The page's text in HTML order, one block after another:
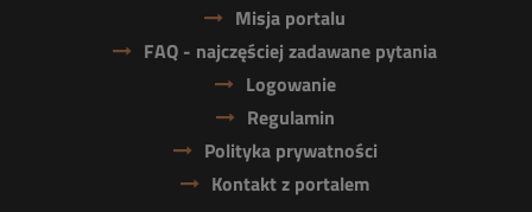
Misja portalu
FAQ - najczęściej zadawane pytania
Logowanie
Regulamin
Polityka prywatności
Kontakt z portalem